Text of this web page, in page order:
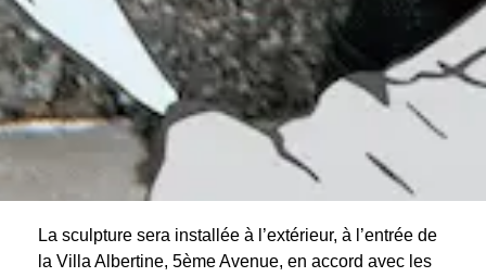
La sculpture sera installée à l’extérieur, à l’entrée de
la Villa Albertine, 5ème Avenue, en accord avec les